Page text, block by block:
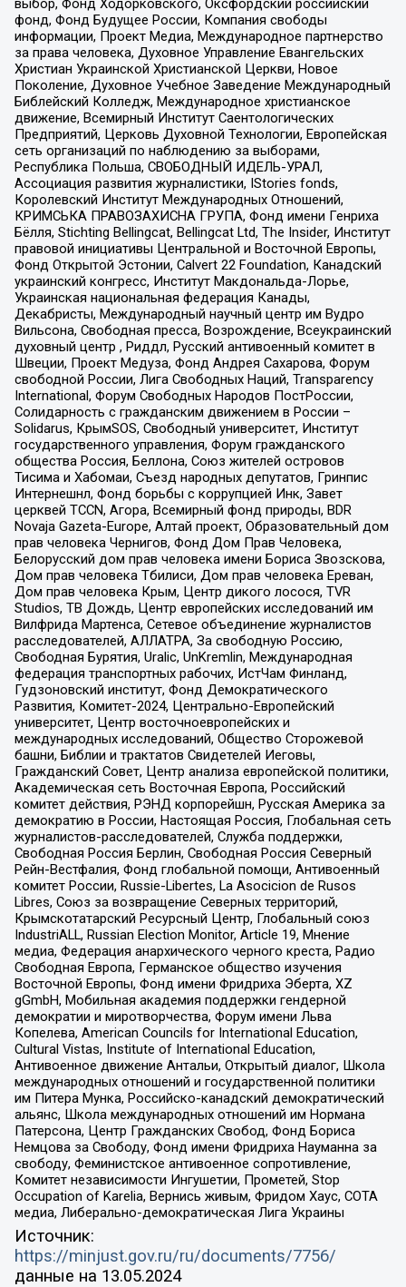
выбор, Фонд Ходорковского, Оксфордский российский
фонд, Фонд Будущее России, Компания свободы
информации, Проект Медиа, Международное партнерство
за права человека, Духовное Управление Евангельских
Христиан Украинской Христианской Церкви, Новое
Поколение, Духовное Учебное Заведение Международный
Библейский Колледж, Международное христианское
движение, Всемирный Институт Саентологических
Предприятий, Церковь Духовной Технологии, Европейская
сеть организаций по наблюдению за выборами,
Республика Польша, СВОБОДНЫЙ ИДЕЛЬ-УРАЛ,
Ассоциация развития журналистики, IStories fonds,
Королевский Институт Международных Отношений,
КРИМСЬКА ПРАВОЗАХИСНА ГРУПА, Фонд имени Генриха
Бёлля, Stichting Bellingcat, Bellingcat Ltd, The Insider, Институт
правовой инициативы Центральной и Восточной Европы,
Фонд Открытой Эстонии, Calvert 22 Foundation, Канадский
украинский конгресс, Институт Макдональда-Лорье,
Украинская национальная федерация Канады,
Декабристы, Международный научный центр им Вудро
Вильсона, Свободная пресса, Возрождение, Всеукраинский
духовный центр , Риддл, Русский антивоенный комитет в
Швеции, Проект Медуза, Фонд Андрея Сахарова, Форум
свободной России, Лига Свободных Наций, Transparеncy
International, Форум Свободных Народов ПостРоссии,
Солидарность с гражданским движением в России –
Solidarus, КрымSOS, Свободный университет, Институт
государственного управления, Форум гражданского
общества Россия, Беллона, Союз жителей островов
Тисима и Хабомаи, Съезд народных депутатов, Гринпис
Интернешнл, Фонд борьбы с коррупцией Инк, Завет
церквей TCCN, Агора, Всемирный фонд природы, BDR
Novaja Gazeta-Europe, Алтай проект, Образовательный дом
прав человека Чернигов, Фонд Дом Прав Человека,
Белорусский дом прав человека имени Бориса Звозскова,
Дом прав человека Тбилиси, Дом прав человека Ереван,
Дом прав человека Крым, Центр дикого лосося, TVR
Studios, ТВ Дождь, Центр европейских исследований им
Вилфрида Мартенса, Сетевое объединение журналистов
расследователей, АЛЛАТРА, За свободную Россию,
Свободная Бурятия, Uralic, UnKremlin, Международная
федерация транспортных рабочих, ИстЧам Финланд,
Гудзоновский институт, Фонд Демократического
Развития, Комитет-2024, Центрально-Европейский
университет, Центр восточноевропейских и
международных исследований, Общество Сторожевой
башни, Библии и трактатов Свидетелей Иеговы,
Гражданский Совет, Центр анализа европейской политики,
Академическая сеть Восточная Европа, Российский
комитет действия, РЭНД корпорейшн, Русская Америка за
демократию в России, Настоящая Россия, Глобальная сеть
журналистов-расследователей, Служба поддержки,
Свободная Россия Берлин, Свободная Россия Северный
Рейн-Вестфалия, Фонд глобальной помощи, Антивоенный
комитет России, Russie-Libertes, La Asocicion de Rusos
Libres, Союз за возвращение Северных территорий,
Крымскотатарский Ресурсный Центр, Глобальный союз
IndustriALL, Russian Election Monitor, Article 19, Мнение
медиа, Федерация анархического черного креста, Радио
Свободная Европа, Германское общество изучения
Восточной Европы, Фонд имени Фридриха Эберта, XZ
gGmbH, Мобильная академия поддержки гендерной
демократии и миротворчества, Форум имени Льва
Копелева, American Councils for International Education,
Cultural Vistas, Institute of International Education,
Антивоенное движение Антальи, Открытый диалог, Школа
международных отношений и государственной политики
им Питера Мунка, Российско-канадский демократический
альянс, Школа международных отношений им Нормана
Патерсона, Центр Гражданских Свобод, Фонд Бориса
Немцова за Свободу, Фонд имени Фридриха Науманна за
свободу, Феминистское антивоенное сопротивление,
Комитет независимости Ингушетии, Прометей, Stop
Occupation of Karelia, Вернись живым, Фридом Хаус, СОТА
медиа, Либерально-демократическая Лига Украины
Источник:
https://minjust.gov.ru/ru/documents/7756/
данные на 13.05.2024